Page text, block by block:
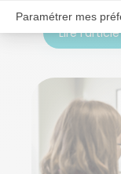
Lire l'article